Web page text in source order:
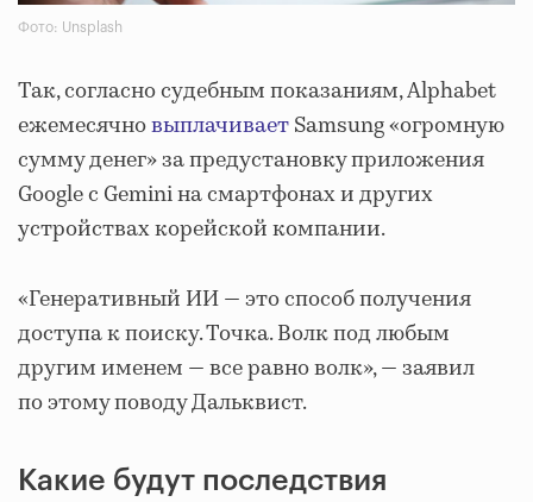
Фото: Unsplash
Так, согласно судебным показаниям, Alphabet
ежемесячновыплачиваетSamsung «огромную
сумму денег» за предустановку приложения
Google с Gemini на смартфонах и других
устройствах корейской компании.
«Генеративный ИИ — это способ получения
доступа к поиску. Точка. Волк под любым
другим именем — все равно волк», — заявил
по этому поводу Дальквист.
Какие будут последствия